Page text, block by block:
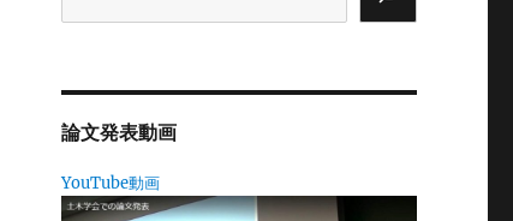
論文発表動画
YouTube動画